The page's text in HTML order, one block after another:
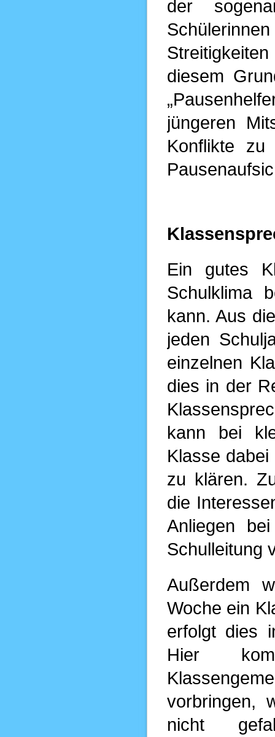
der
diesem
jüngeren
Konflikte
Ein gutes
Schulklima
kann. Aus
jeden
einzelnen
dies in der
kann bei
Klasse
zu klären.
die
Anliegen
Schulleitung
Außerdem
Woche ein
erfolgt dies
Hier
vorbringen,
nicht